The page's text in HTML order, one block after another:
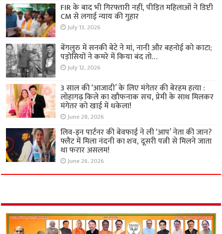
FIR के बाद भी गिरफ्तारी नहीं, पीड़ित महिलाओं ने डिप्टी
CM से लगाई न्याय की गुहार
July 13, 2026
बेंगलुरु में सनकी बेटे ने मां, नानी और बहनोई को काटा;
पड़ोसियों ने कमरे में किया बंद तो…
July 12, 2026
3 साल की ‘आजादी’ के लिए मंगेतर की बेरहम हत्या :
लोहागढ़ किले का खौफनाक सच, प्रेमी के साथ मिलकर
मंगेतर को खाई में धकेला!
June 28, 2026
लिव-इन पार्टनर की बेवफाई ने ली ‘आप’ नेता की जान?
फ्लैट में मिला नंदनी का शव, दूसरी पत्नी से मिलने जाता
था फरार असलम!
June 26, 2026